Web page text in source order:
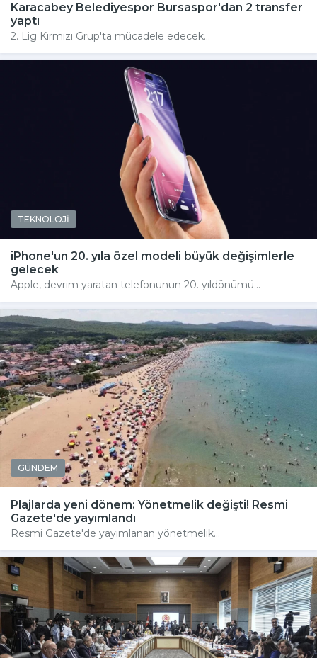
Karacabey Belediyespor Bursaspor'dan 2 transfer
yaptı
2. Lig Kırmızı Grup'ta mücadele edecek...
TEKNOLOJİ
iPhone'un 20. yıla özel modeli büyük değişimlerle
gelecek
Apple, devrim yaratan telefonunun 20. yıldönümü...
GÜNDEM
Plajlarda yeni dönem: Yönetmelik değişti! Resmi
Gazete'de yayımlandı
Resmi Gazete'de yayımlanan yönetmelik...